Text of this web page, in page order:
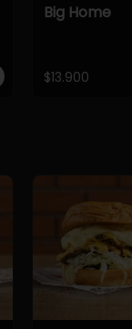
Big Home
$13.900